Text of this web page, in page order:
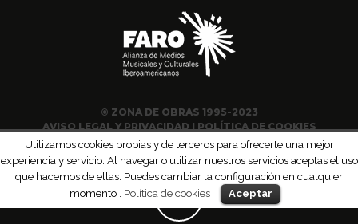
© ZONA DE OBRAS 1995-2023
AVISO LEGAL Y PRIVACIDAD | POLÍTICA DE COOKIES
Utilizamos cookies propias y de terceros para ofrecerte una mejor
experiencia y servicio. Al navegar o utilizar nuestros servicios aceptas el uso
que hacemos de ellas. Puedes cambiar la configuración en cualquier
momento . Política de cookies Aceptar